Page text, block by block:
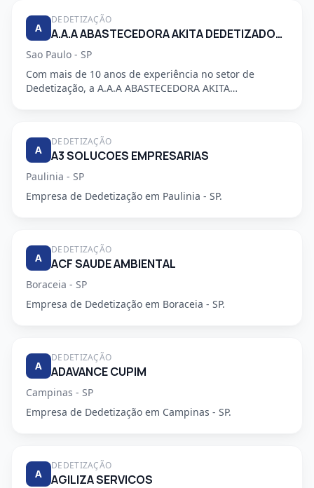
A
DEDETIZAÇÃO
A.A.A ABASTECEDORA AKITA DEDETIZADORA S/S LTDA
Sao Paulo - SP
Com mais de 10 anos de experiência no setor de
Dedetização, a A.A.A ABASTECEDORA AKITA
A
DEDETIZAÇÃO
A3 SOLUCOES EMPRESARIAS
Paulinia - SP
Empresa de Dedetização em Paulinia - SP.
A
DEDETIZAÇÃO
ACF SAUDE AMBIENTAL
Boraceia - SP
Empresa de Dedetização em Boraceia - SP.
A
DEDETIZAÇÃO
ADAVANCE CUPIM
Campinas - SP
Empresa de Dedetização em Campinas - SP.
A
DEDETIZAÇÃO
AGILIZA SERVICOS